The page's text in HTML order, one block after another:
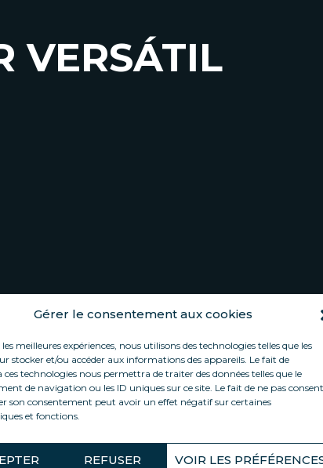
Gérer le consentement aux cookies
meilleures expériences, nous utilisons des technologies telles que les
stocker et/ou accéder aux informations des appareils. Le fait de
ces technologies nous permettra de traiter des données telles que le
de navigation ou les ID uniques sur ce site. Le fait de ne pas
son consentement peut avoir un effet négatif sur certaines
et fonctions.
REFUSER VOIR LES
VERSÁTIL
en el Punto de Venta) en vitrinas refrigeradas